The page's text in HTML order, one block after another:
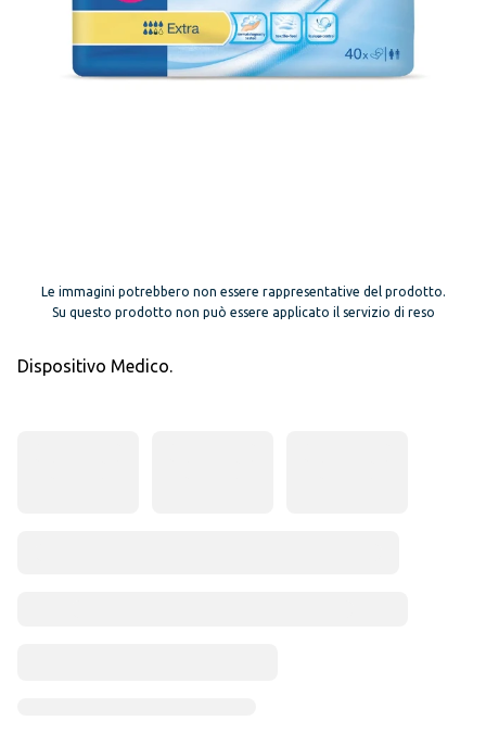
Le immagini potrebbero non essere rappresentative del prodotto.
Su questo prodotto non può essere applicato il servizio di reso
Dispositivo Medico.